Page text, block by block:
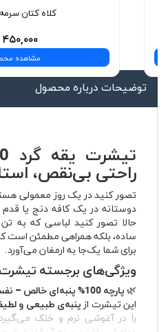
کلاه کتان
۴۵۰,۰۰۰
مشاهده
توضیحات درباره محصول
راحتی بی‌نقص،
تصور کنید در یک روز معمولی
دوستانه در یک کافه دنج یا قدم
حالا تصور کنید لباسی که به
ساده، بلکه همراهی مطمئن است
برای شما یک‌جا به ارمغان می‌آورد.
ویژگی‌های برجسته تیشرت
🌿 پارچه 100% پنبه‌ای خالص – نفس بکشید!
این تیشرت از پنبه‌ی طبیعی و
را در آغوشی نرم و خنک